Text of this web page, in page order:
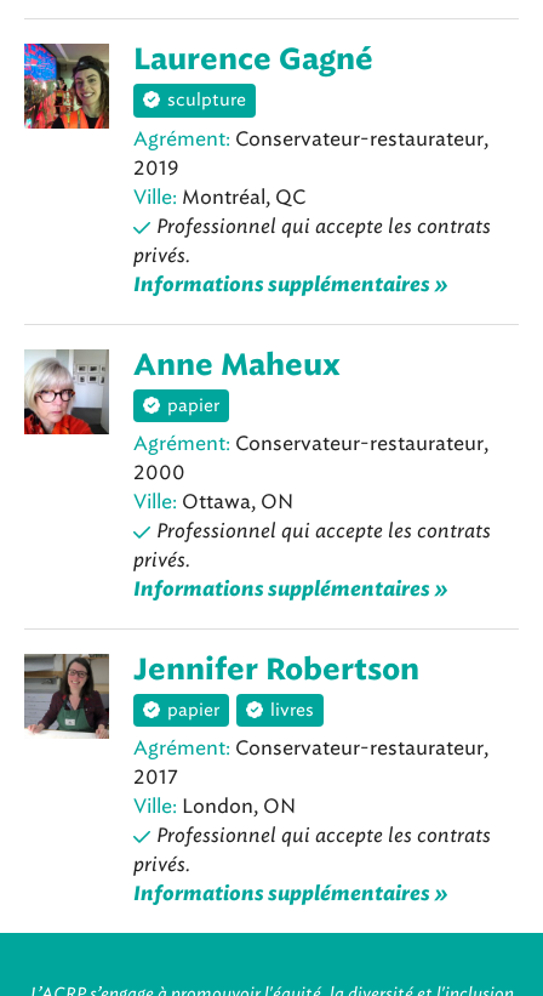
Laurence Gagné
sculpture
Agrément: Conservateur-restaurateur,
2019
Ville: Montréal, QC
Professionnel qui accepte les contrats
privés.
Informations supplémentaires »
Anne Maheux
papier
Agrément: Conservateur-restaurateur,
2000
Ville: Ottawa, ON
Professionnel qui accepte les contrats
privés.
Informations supplémentaires »
Jennifer Robertson
papier livres
Agrément: Conservateur-restaurateur,
2017
Ville: London, ON
Professionnel qui accepte les contrats
privés.
Informations supplémentaires »